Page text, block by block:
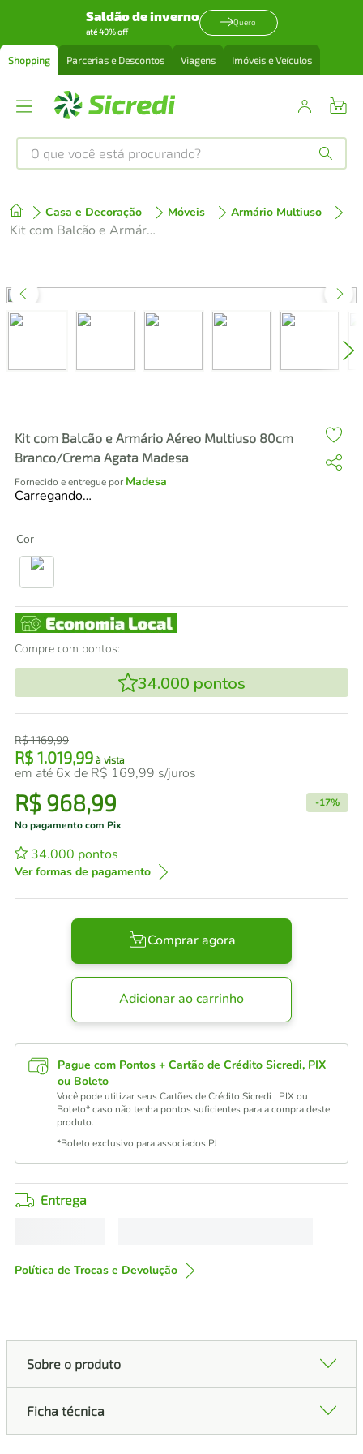
Saldão de inverno
até 40% off
Quero
Shopping Parcerias e Descontos Viagens Imóveis e Veículos
O que você está procurando?
Casa e Decoração Móveis Armário Multiuso
Kit com Balcão e Armário Aéreo Multiuso 80cm Branco/Crema Agata Madesa
Kit com Balcão e Armário Aéreo Multiuso 80cm
Branco/Crema Agata Madesa
Fornecido e entregue por Madesa
Carregando…
Cor
Compre com pontos:
34.000 pontos
R$1.169,99
R$ 1.019,99 à vista
em até 6x de R$ 169,99 s/juros
R$ 968,99 -17%
No pagamento com Pix
34.000 pontos
Ver formas de pagamento
Comprar agora
Adicionar ao carrinho
Pague com Pontos + Cartão de Crédito Sicredi, PIX
ou Boleto
Você pode utilizar seus Cartões de Crédito Sicredi , PIX ou
Boleto* caso não tenha pontos suficientes para a compra deste
produto.
*Boleto exclusivo para associados PJ
Entrega
Política de Trocas e Devolução
Sobre o produto
Ficha técnica
1º tenis
perfume